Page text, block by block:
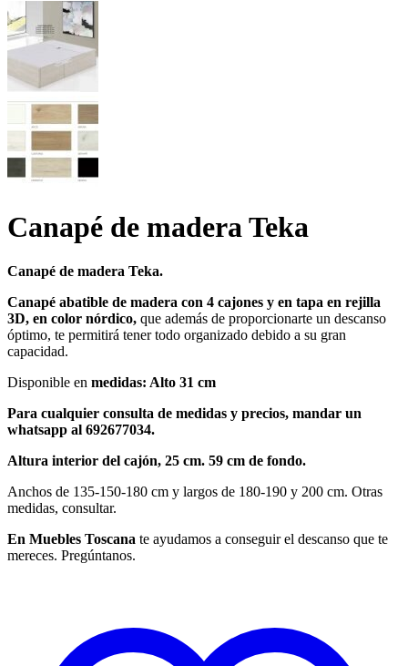
Canapé de madera Teka
Canapé de madera Teka.
Canapé abatible de madera con 4 cajones y en tapa en rejilla
3D, en color nórdico, que además de proporcionarte un descanso
óptimo, te permitirá tener todo organizado debido a su gran
capacidad.
Disponible en medidas: Alto 31 cm
Para cualquier consulta de medidas y precios, mandar un
whatsapp al 692677034.
Altura interior del cajón, 25 cm. 59 cm de fondo.
Anchos de 135-150-180 cm y largos de 180-190 y 200 cm. Otras
medidas, consultar.
En Muebles Toscana te ayudamos a conseguir el descanso que te
mereces. Pregúntanos.